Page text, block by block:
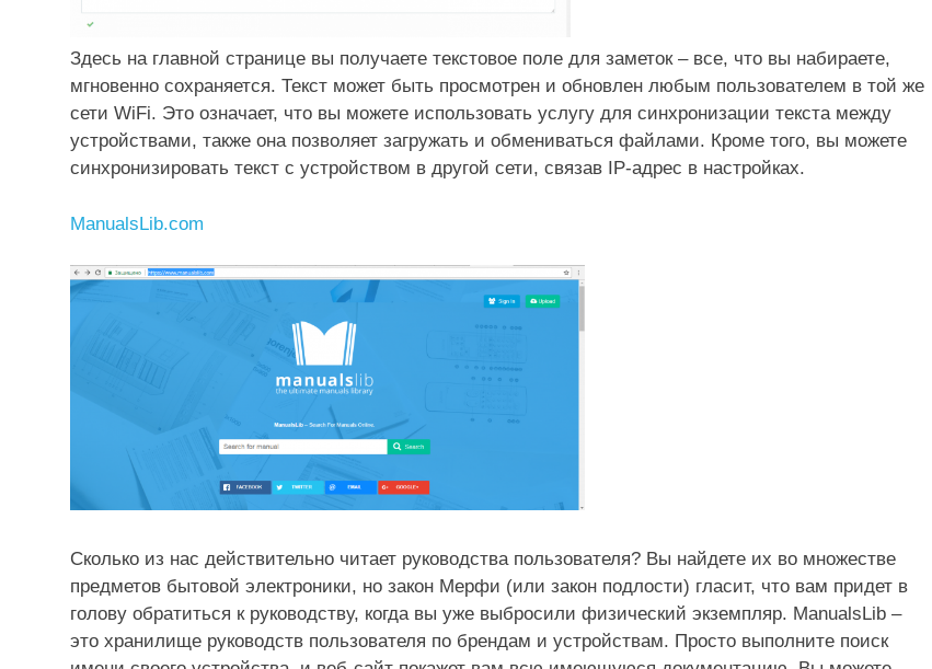
Здесь на главной странице вы получаете текстовое поле для заметок – все, что вы набираете,
мгновенно сохраняется. Текст может быть просмотрен и обновлен любым пользователем в той же
сети WiFi. Это означает, что вы можете использовать услугу для синхронизации текста между
устройствами, также она позволяет загружать и обмениваться файлами. Кроме того, вы можете
синхронизировать текст с устройством в другой сети, связав IP-адрес в настройках.
ManualsLib.com
Сколько из нас действительно читает руководства пользователя? Вы найдете их во множестве
предметов бытовой электроники, но закон Мерфи (или закон подлости) гласит, что вам придет в
голову обратиться к руководству, когда вы уже выбросили физический экземпляр. ManualsLib –
это хранилище руководств пользователя по брендам и устройствам. Просто выполните поиск